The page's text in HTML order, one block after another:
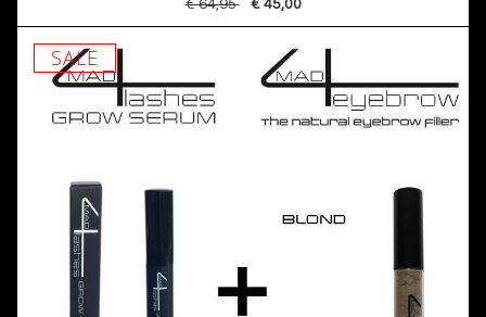
€ 64,95 € 45,00
SALE